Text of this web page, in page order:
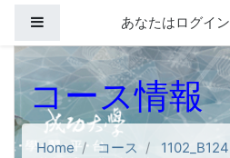
サイドパネルあなたはログイ
コース情報
Home コース